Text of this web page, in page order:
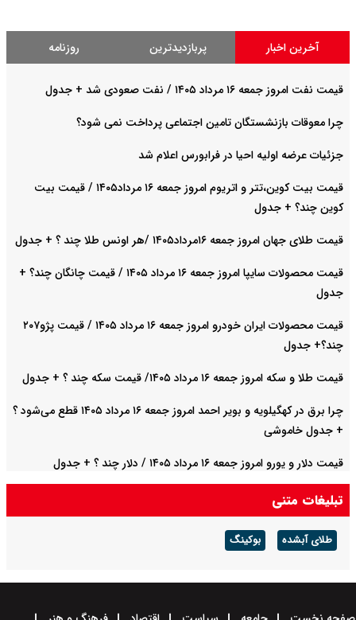
آخرین اخبار پربازدیدترین روزنامه
قیمت نفت امروز جمعه ۱۶ مرداد ۱۴۰۵ / نفت صعودی شد + جدول
چرا معوقات بازنشستگان تامین اجتماعی پرداخت نمی شود؟
جزئیات عرضه اولیه احیا در فرابورس اعلام شد
قیمت بیت کوین،تتر و اتریوم امروز جمعه ۱۶ مرداد۱۴۰۵ / قیمت بیت
کوین چند؟ + جدول
قیمت طلای جهان امروز جمعه ۱۶مرداد۱۴۰۵ /هر اونس طلا چند ؟ + جدول
قیمت محصولات سایپا امروز جمعه ۱۶ مرداد ۱۴۰۵ / قیمت چانگان چند؟ +
جدول
قیمت محصولات ایران خودرو امروز جمعه ۱۶ مرداد ۱۴۰۵ / قیمت پژو۲۰۷
چند؟+ جدول
قیمت طلا و سکه امروز جمعه ۱۶ مرداد ۱۴۰۵/ قیمت سکه چند ؟ + جدول
چرا برق در کهگیلویه و بویر احمد امروز جمعه ۱۶ مرداد ۱۴۰۵ قطع می‌شود ؟
+ جدول خاموشی
قیمت دلار و یورو امروز جمعه ۱۶ مرداد ۱۴۰۵ / دلار چند ؟ + جدول
تبلیغات متنی
طلای آبشده بوکینگ